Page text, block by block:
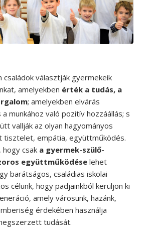
családok választják gyermekeik
amelyekben érték a tudás, a
; amelyekben elvárás
munkához való pozitív hozzáállás; s
vallják az olyan hagyományos
tisztelet, empátia, együttműködés.
hogy csak a gyermek-szülő-
együttműködése lehet
barátságos, családias iskolai
célunk, hogy padjainkból kerüljön ki
amely városunk, hazánk,
érdekében használja
tudását.